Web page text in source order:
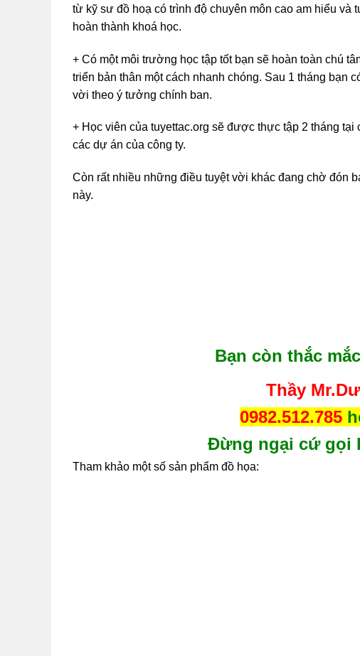
từ kỹ sư đồ hoạ có trình độ chuyên môn cao am hiểu
hoàn thành khoá học.
+ Có một môi trường học tập tốt bạn sẽ hoàn toàn chú
triển bản thân một cách nhanh chóng. Sau 1 tháng bạn
vời theo ý tưởng chính ban.
+ Học viên của tuyettac.org sẽ được thực tập 2 tháng
các dự án của công ty.
Còn rất nhiều những điều tuyệt vời khác đang chờ đón
này.
Bạn còn thắc
Thầy
0982.512.785
Đừng ngại cứ gọi
Tham khảo một số sản phẩm đồ họa: